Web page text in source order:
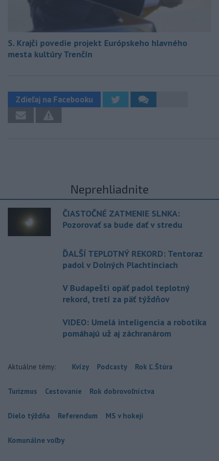
S. Krajči povedie projekt Európskeho hlavného
mesta kultúry Trenčín
Zdieľaj na Facebooku
Neprehliadnite
ČIASTOČNÉ ZATMENIE SLNKA:
Pozorovať sa bude dať v stredu
ĎALŠÍ TEPLOTNÝ REKORD: Tentoraz
padol v Dolných Plachtinciach
V Budapešti opäť padol teplotný
rekord, tretí za päť týždňov
VIDEO: Umelá inteligencia a robotika
pomáhajú už aj záchranárom
Aktuálne témy: Kvízy Podcasty Rok Ľ.Štúra
Turizmus Cestovanie Rok dobrovoľníctva
Dielo týždňa Referendum MS v hokeji
Komunálne voľby